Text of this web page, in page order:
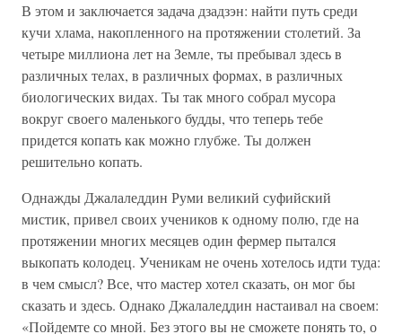
В этом и заключается задача дзадзэн: найти путь среди
кучи хлама, накопленного на протяжении столетий. За
четыре миллиона лет на Земле, ты пребывал здесь в
различных телах, в различных формах, в различных
биологических видах. Ты так много собрал мусора
вокруг своего маленького будды, что теперь тебе
придется копать как можно глубже. Ты должен
решительно копать.
Однажды Джалаледдин Руми великий суфийский
мистик, привел своих учеников к одному полю, где на
протяжении многих месяцев один фермер пытался
выкопать колодец. Ученикам не очень хотелось идти туда:
в чем смысл? Все, что мастер хотел сказать, он мог бы
сказать и здесь. Однако Джалаледдин настаивал на своем:
«Пойдемте со мной. Без этого вы не сможете понять то, о